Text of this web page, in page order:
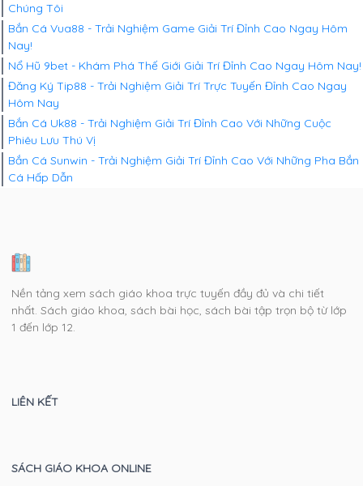
Chúng Tôi
Bắn Cá Vua88 - Trải Nghiệm Game Giải Trí Đỉnh Cao Ngay Hôm
Nay!
Nổ Hũ 9bet - Khám Phá Thế Giới Giải Trí Đỉnh Cao Ngay Hôm Nay!
Đăng Ký Tip88 - Trải Nghiệm Giải Trí Trực Tuyến Đỉnh Cao Ngay
Hôm Nay
Bắn Cá Uk88 - Trải Nghiệm Giải Trí Đỉnh Cao Với Những Cuộc
Phiêu Lưu Thú Vị
Bắn Cá Sunwin - Trải Nghiệm Giải Trí Đỉnh Cao Với Những Pha Bắn
Cá Hấp Dẫn
Nền tảng xem sách giáo khoa trực tuyến đầy đủ và chi tiết
nhất. Sách giáo khoa, sách bài học, sách bài tập trọn bộ từ lớp
1 đến lớp 12.
LIÊN KẾT
SÁCH GIÁO KHOA ONLINE